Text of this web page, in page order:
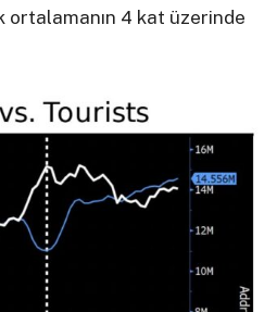
ortalamanın 4 kat üzerinde